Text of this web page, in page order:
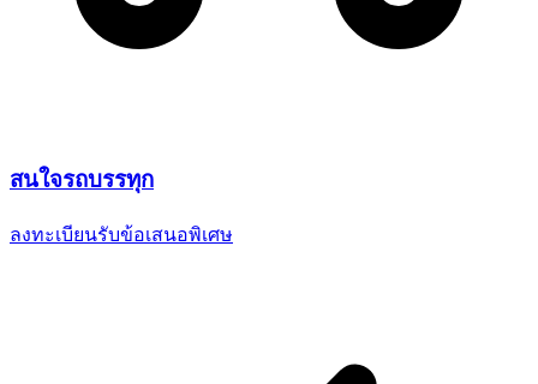
สนใจรถบรรทุก
ลงทะเบียนรับข้อเสนอพิเศษ